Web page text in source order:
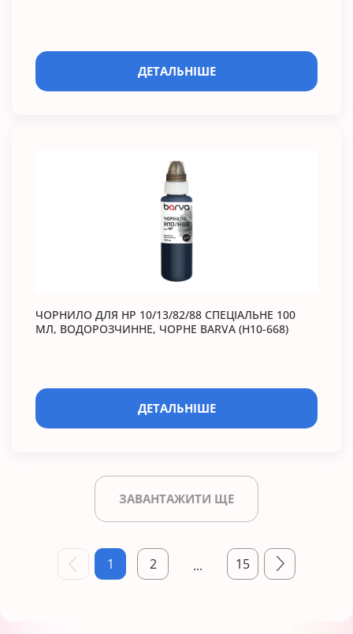
ДЕТАЛЬНІШЕ
ЧОРНИЛО ДЛЯ HP 10/13/82/88 СПЕЦІАЛЬНЕ 100
МЛ, ВОДОРОЗЧИННЕ, ЧОРНЕ BARVA (H10-668)
ДЕТАЛЬНІШЕ
ЗАВАНТАЖИТИ ЩЕ
1 2 ... 15